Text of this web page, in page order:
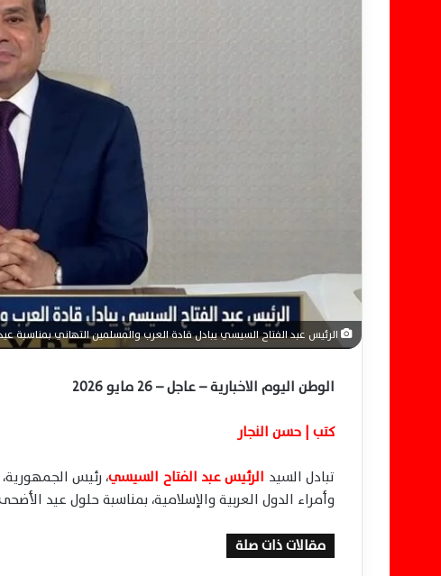
الرئيس عبد الفتاح السيسي يبادل قادة العرب والمسلمين التهاني بمناسبة
الوطن اليوم الاخبارية – عاجل – 26 مايو 2026
كتب | حسن النجار
تبادل السيد الرئيسعبد الفتاح السيسي، رئيس
وأمراء الدول العربية والإسلامية، بمناسبة حلول عيد
مقالات ذات صلة